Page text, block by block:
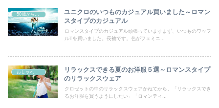
ユニクロのいつものカジュアル買いました～ロマン
スタイプのカジュアル
ロマンスタイプのカジュアル頑張っていますまず、いつものワッフ
ルTを買いました。長袖です。色がフェミニ...
リラックスできる夏のお洋服５選～ロマンスタイプ
のリラックスウェア
クロゼットの中のリラックスウェアかねてから、「リラックスでき
るお洋服を買うようにしたい」「ロマンティ...